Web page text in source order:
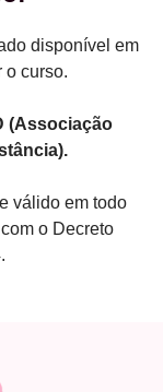
disponível em
o curso.
(Associação
válido em todo
o Decreto